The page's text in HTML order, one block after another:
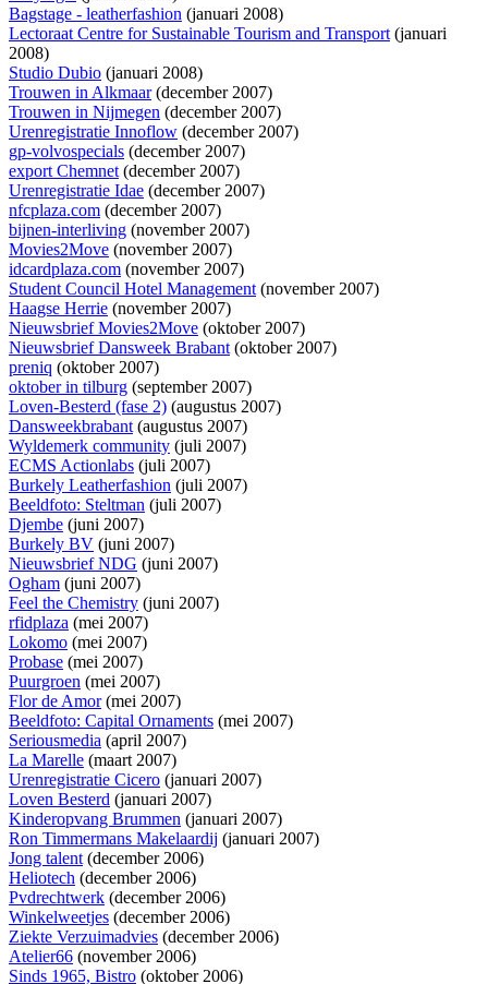
Bagstage - leatherfashion (januari 2008)
Lectoraat Centre for Sustainable Tourism and Transport(januari
2008)
Studio Dubio (januari 2008)
Trouwen in Alkmaar(december 2007)
Trouwen in Nijmegen (december 2007)
Urenregistratie Innoflow (december 2007)
gp-volvospecials (december 2007)
export Chemnet(december 2007)
Urenregistratie Idae (december 2007)
nfcplaza.com (december 2007)
bijnen-interliving (november 2007)
Movies2Move (november 2007)
idcardplaza.com (november 2007)
Student Council Hotel Management(november 2007)
Haagse Herrie (november 2007)
Nieuwsbrief Movies2Move (oktober 2007)
Nieuwsbrief Dansweek Brabant(oktober 2007)
preniq (oktober 2007)
oktober in tilburg (september 2007)
Loven-Besterd (fase 2) (augustus 2007)
Dansweekbrabant(augustus 2007)
Wyldemerk community (juli 2007)
ECMS Actionlabs (juli 2007)
Burkely Leatherfashion (juli 2007)
Beeldfoto: Steltman (juli 2007)
Djembe (juni 2007)
Burkely BV (juni 2007)
Nieuwsbrief NDG (juni 2007)
Ogham (juni 2007)
Feel the Chemistry (juni 2007)
rfidplaza (mei 2007)
Lokomo (mei 2007)
Probase (mei 2007)
Puurgroen (mei 2007)
Flor de Amor(mei 2007)
Beeldfoto: Capital Ornaments (mei 2007)
Seriousmedia (april 2007)
La Marelle (maart 2007)
Urenregistratie Cicero (januari 2007)
Loven Besterd (januari 2007)
Kinderopvang Brummen (januari 2007)
Ron Timmermans Makelaardij (januari 2007)
Jong talent(december 2006)
Heliotech (december 2006)
Pvdrechtwerk (december 2006)
Winkelweetjes (december 2006)
Ziekte Verzuimadvies (december 2006)
Atelier66 (november 2006)
Sinds 1965, Bistro (oktober 2006)